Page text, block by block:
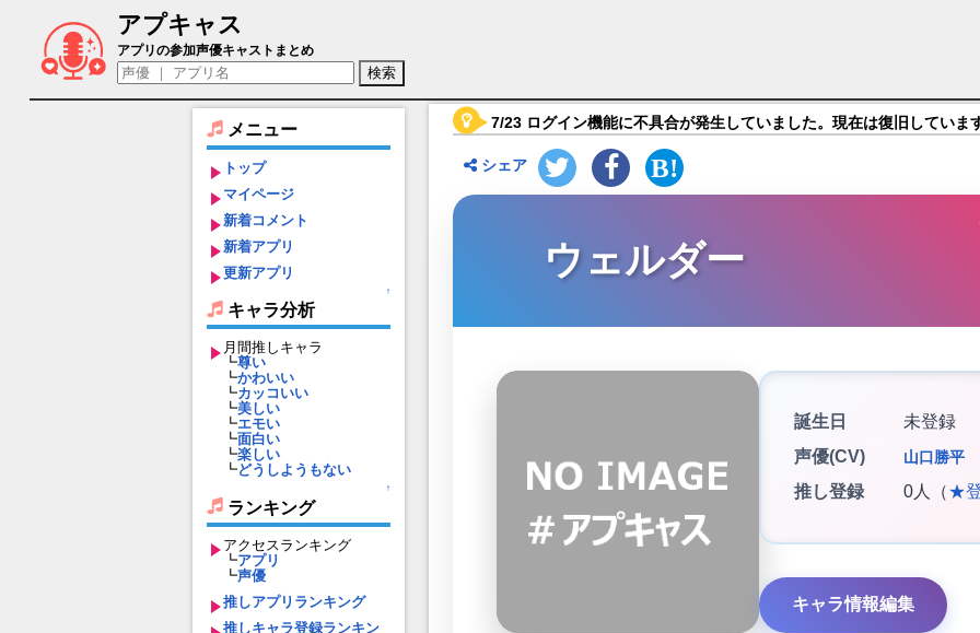
アプキャス
ウェルダー（声優：山口勝平)【グランブルーファンタジー】キャラ紹介
アプリの参加声優キャストまとめ
メニュー
トップ
マイページ
新着コメント
新着アプリ
更新アプリ
↑
キャラ分析
月間推しキャラ
┗尊い
┗かわいい
┗カッコいい
┗美しい
┗エモい
┗面白い
┗楽しい
┗どうしようもない
↑
ランキング
アクセスランキング
┗アプリ
┗声優
推しアプリランキング
推しキャラ登録ランキン
7/23 ログイン機能に不具合が発生していました。現在は復旧していま
シェア
ウェルダー
誕生日
未登録
声優(CV)
山口勝平
推し登録 0人（★
キャラ情報編集